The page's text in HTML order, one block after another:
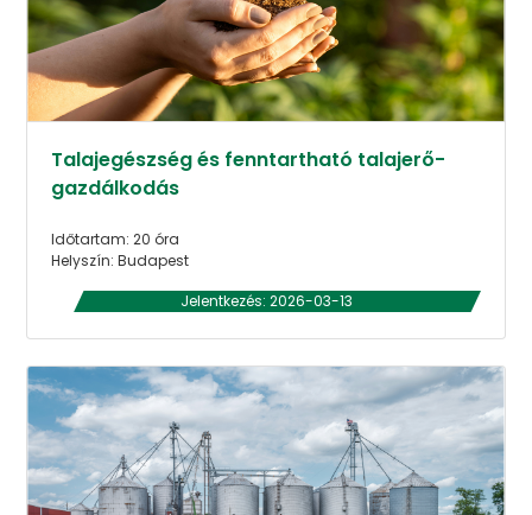
Talajegészség és fenntartható talajerő-
gazdálkodás
Időtartam: 20 óra
Helyszín: Budapest
Jelentkezés: 2026-03-13